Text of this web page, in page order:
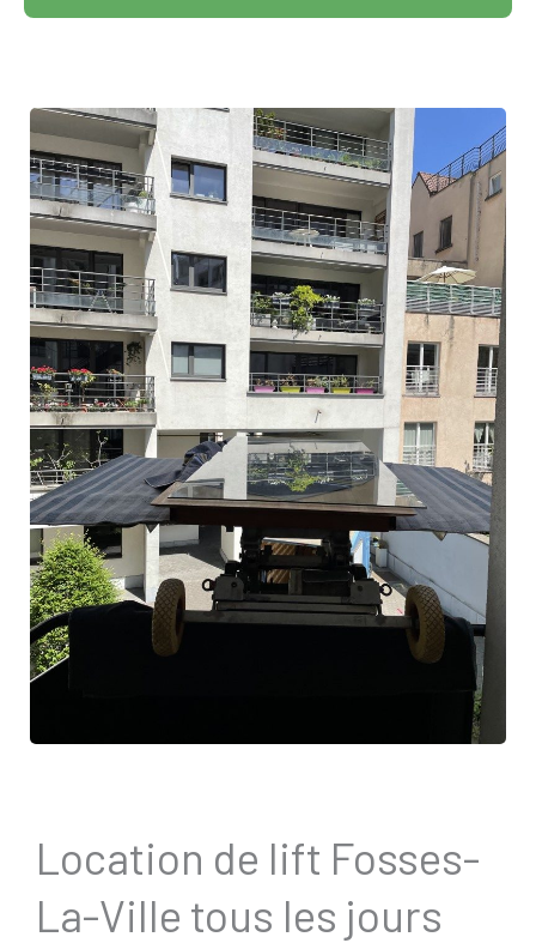
Location de lift Fosses-
La-Ville tous les jours